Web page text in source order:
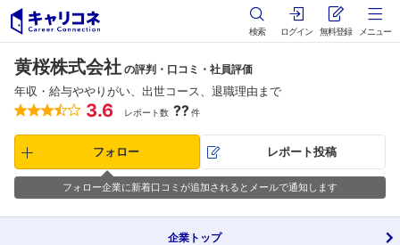
検索 ログイン 無料登録 メニュー
黄桜株式会社 の評判・口コミ・社員評価
年収・給与ややりがい、出世コース、退職理由まで
3.6 レポート数 ??件
フォロー レポート投稿
フォロー企業に新着口コミが追加されるとメールで通知します
企業 トップ